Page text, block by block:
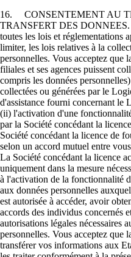
16. CONSENTEMENT AU
TRANSFERT DES DONNEES.
toutes les lois et réglementations
limiter, les lois relatives à la
personnelles. Vous acceptez que
filiales et ses agences puissent
compris les données
collectées ou générées par le
d'assistance fourni concernant le
(ii) l'activation d'une
par la Société concédant la
Société concédant la licence de
selon un accord mutuel entre
La Société concédant la licence
uniquement dans la mesure
à l'activation de la fonctionnalité
aux données personnelles
est autorisée à accéder, avoir
accords des individus concernés
autorisations légales nécessaires
personnelles. Vous acceptez que
transférer vos informations aux